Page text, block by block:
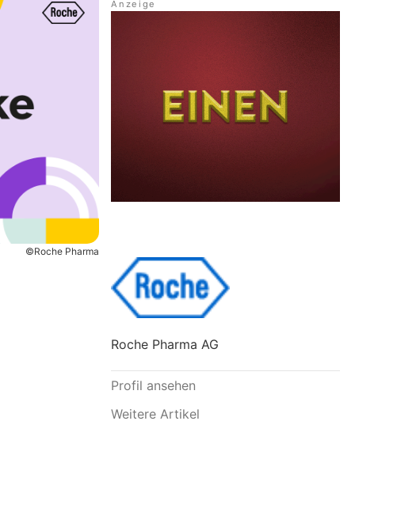
©Roche Pharma
Roche Pharma AG
Profil ansehen
Weitere Artikel